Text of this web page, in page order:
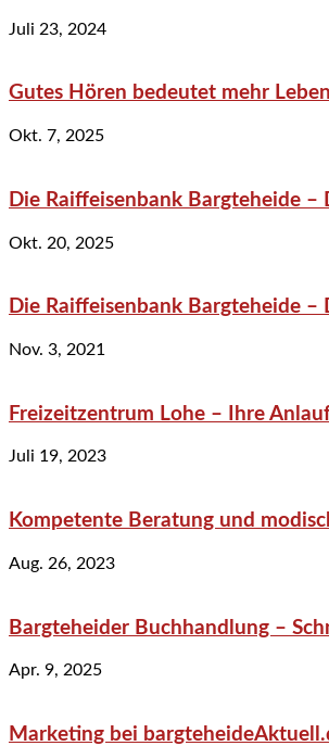
Juli 23, 2024
Gutes Hören bedeutet mehr
Okt. 7, 2025
Die Raiffeisenbank Bargteheide
Okt. 20, 2025
Die Raiffeisenbank Bargteheide
Nov. 3, 2021
Freizeitzentrum Lohe – Ihre
Juli 19, 2023
Kompetente Beratung und
Aug. 26, 2023
Bargteheider Buchhandlung –
Apr. 9, 2025
Marketing bei